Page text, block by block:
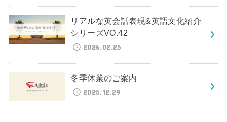
リアルな英会話表現&英語文化紹介
シリーズVO.42
2026.02.25
冬季休業のご案内
2025.12.29